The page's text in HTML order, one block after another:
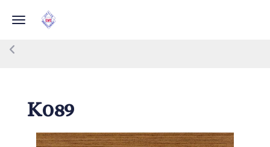
Toggle navigation
K089